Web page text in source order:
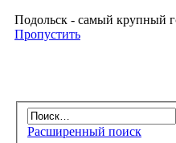
Подольск - самый крупный
Пропустить
Расширенный поиск